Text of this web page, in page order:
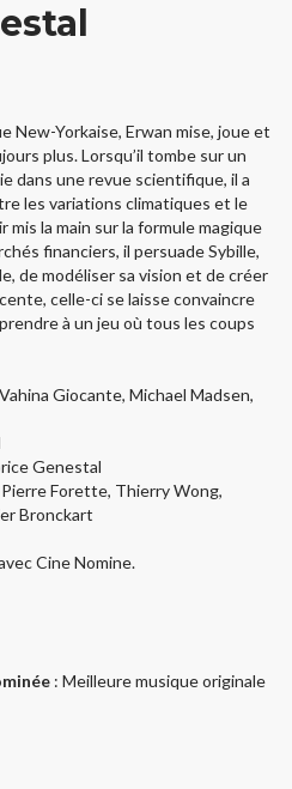
New-Yorkaise, Erwan mise, joue et
plus. Lorsqu’il tombe sur un
dans une revue scientifique, il a
les variations climatiques et le
mis la main sur la formule magique
financiers, il persuade Sybille,
de modéliser sa vision et de créer
celle-ci se laisse convaincre
à un jeu où tous les coups
Giocante, Michael Madsen,
Genestal
Forette, Thierry Wong,
Bronckart
Cine Nomine.
: Meilleure musique originale